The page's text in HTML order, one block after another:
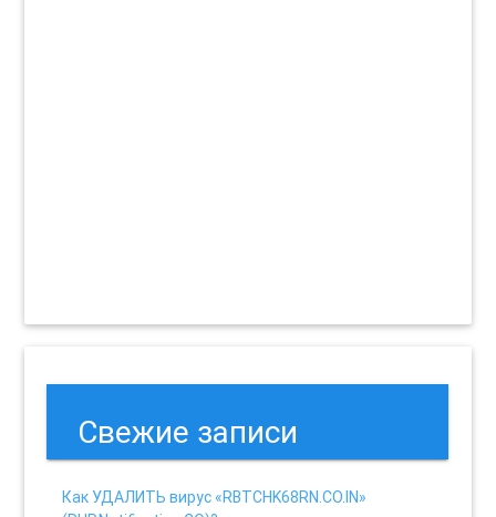
Свежие записи
Как УДАЛИТЬ вирус «RBTCHK68RN.CO.IN»